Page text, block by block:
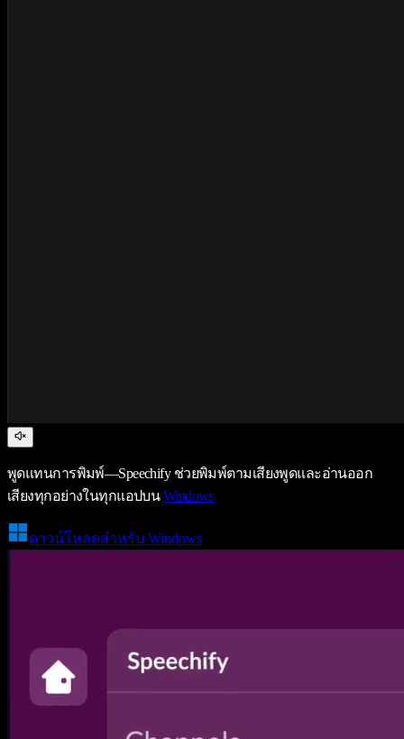
พูดแทนการพิมพ์—Speechify ช่วยพิมพ์ตามเสียงพูดและอ่านออก
เสียงทุกอย่างในทุกแอปบนWindows
ดาวน์โหลดสำหรับ Windows